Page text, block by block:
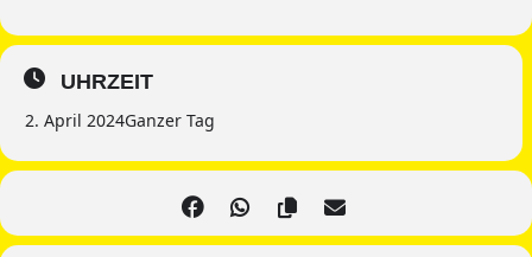
UHRZEIT
2. April 2024Ganzer Tag